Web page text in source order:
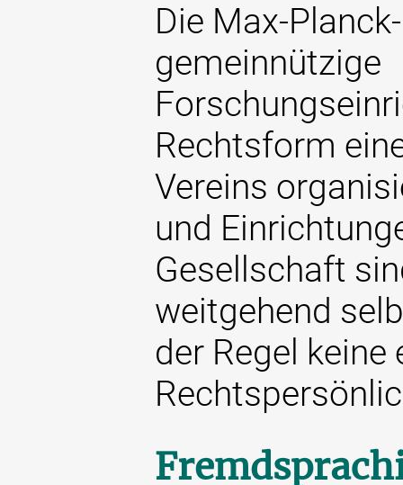
Die Max-
gemeinnützige
Rechtsform
Vereins
und
Gesellschaft
weitgehend
der Regel keine